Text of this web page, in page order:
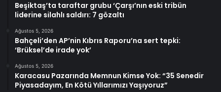
Beşiktaş’ta taraftar grubu ‘Çarşı’nın eski tribün
liderine silahlı saldırı: 7 gözaltı
Ağustos 5, 2026
Bahçeli’den AP’nin Kıbrıs Raporu’na sert tepki:
‘Brüksel’de irade yok’
Ağustos 5, 2026
Karacasu Pazarında Memnun Kimse Yok: “35 Senedir
Piyasadayım, En Kötü Yıllarımızı Yaşıyoruz”